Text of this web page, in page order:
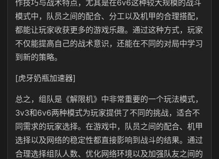
作技巧与战术特点，尤其是在6v6这种较大规模的战斗
模式中，队员之间的配合、分工以及机甲的合理搭配，
都能让玩家收获更多的游戏乐趣。通过这种方式，玩家
不仅能提高自己的战术意识，还能在不同的对局中学习
到新的策略。
[虎牙奶瓶加速器]
总之，组队是《解限机》中非常重要的一个玩法模式，
3v3和6v6两种模式为玩家提供了不同的挑战，适合不
同需求的玩家选择。在游戏中，队员之间的配合、机甲
选择以及网络的稳定性都直接影响到战斗的结果。通过
合理选择组队人数、优化网络环境以及加强队友之间的